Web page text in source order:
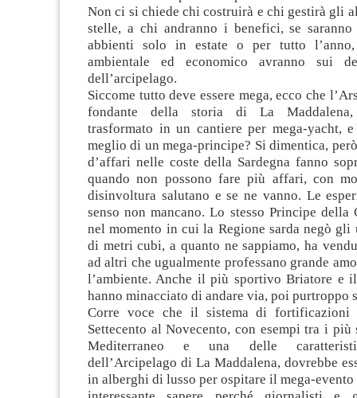
Non ci si chiede chi costruirà e chi gestirà gli
stelle, a chi andranno i benefici, se
abbienti solo in estate o per tutto
ambientale ed economico avranno sui
dell’arcipelago.
Siccome tutto deve essere mega, ecco che
fondante della storia di La Maddalena,
trasformato in un cantiere per mega-yacht,
meglio di un mega-principe? Si dimentica,
d’affari nelle coste della Sardegna fanno
quando non possono fare più affari, con
disinvoltura salutano e se ne vanno. Le
senso non mancano. Lo stesso Principe della
nel momento in cui la Regione sarda negò
di metri cubi, a quanto ne sappiamo, ha
ad altri che ugualmente professano grande
l’ambiente. Anche il più sportivo Briatore e
hanno minacciato di andare via, poi purtroppo
Corre voce che il sistema di fortificazioni
Settecento al Novecento, con esempi tra i
Mediterraneo e una delle
dell’Arcipelago di La Maddalena, dovrebbe
in alberghi di lusso per ospitare il mega-evento